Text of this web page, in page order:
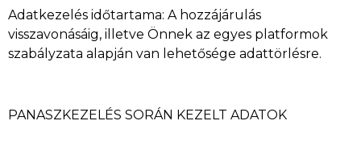
Adatkezelés időtartama: A hozzájárulás
visszavonásáig, illetve Önnek az egyes platformok
szabályzata alapján van lehetősége adattörlésre.
PANASZKEZELÉS SORÁN KEZELT ADATOK